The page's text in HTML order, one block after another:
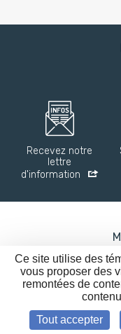
Recevez notre
lettre
d'information
©
Ce site utilise des
vous proposer des
remontées de
Tout accepter